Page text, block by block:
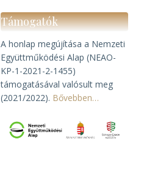
Támogatók
A honlap megújítása a Nemzeti
Együttműködési Alap (NEAO-
KP-1-2021-2-1455)
támogatásával valósult meg
(2021/2022). Bővebben…